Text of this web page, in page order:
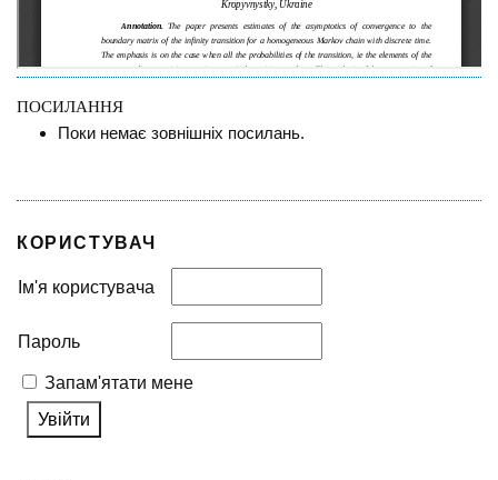
КОРИСТУВАЧ
Ім'я користувача
Пароль
Запам'ятати мене
ПОСИЛАННЯ
Поки немає зовнішніх посилань.